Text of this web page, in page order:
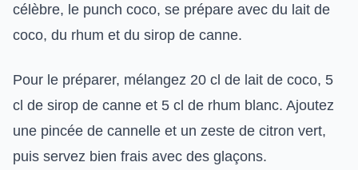
célèbre, le punch coco, se prépare avec du lait de
coco, du rhum et du sirop de canne.
Pour le préparer, mélangez 20 cl de lait de coco, 5
cl de sirop de canne et 5 cl de rhum blanc. Ajoutez
une pincée de cannelle et un zeste de citron vert,
puis servez bien frais avec des glaçons.